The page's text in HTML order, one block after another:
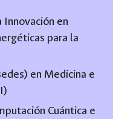
Innovación en
para la
en Medicina e
Cuántica e